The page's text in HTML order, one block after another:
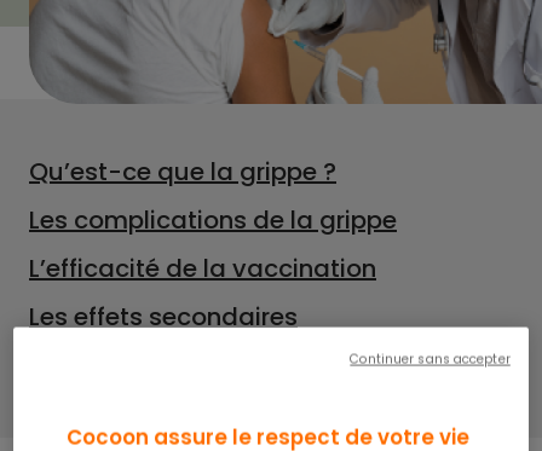
Qu’est-ce que la grippe ?
Les complications de la grippe
L’efficacité de la vaccination
Les effets secondaires
Conseils pour se protéger de la grippe
Cocoon assure le respect de votre vie
Continuer sans accepter